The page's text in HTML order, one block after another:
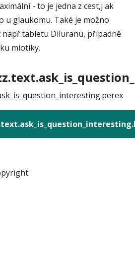
- to je jedna z cest,j ak
u glaukomu. Také je možno
Diluranu, případně
miotiky.